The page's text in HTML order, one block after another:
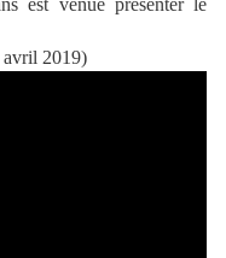
avril 2019)